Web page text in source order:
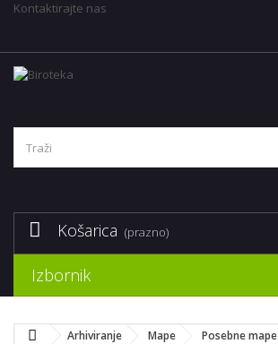
Kontaktirajte nas
Košarica (prazno)
Izbornik
Arhiviranje Mape Posebne mape